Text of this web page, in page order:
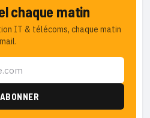
chaque matin
IT & télécoms, chaque matin